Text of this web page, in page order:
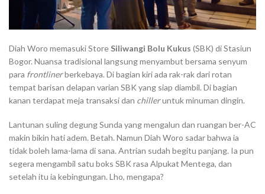
Diah Woro memasuki Store Siliwangi Bolu Kukus (SBK) di Stasiun
Bogor. Nuansa tradisional langsung menyambut bersama senyum
para frontlinerberkebaya. Di bagian kiri ada rak-rak dari rotan
tempat barisan delapan varian SBK yang siap diambil. Di bagian
kanan terdapat meja transaksi dan chilleruntuk minuman dingin.
Lantunan suling degung Sunda yang mengalun dan ruangan ber-AC
makin bikin hati adem. Betah. Namun Diah Woro sadar bahwa ia
tidak boleh lama-lama di sana. Antrian sudah begitu panjang. Ia pun
segera mengambil satu boks SBK rasa Alpukat Mentega, dan
setelah itu ia kebingungan. Lho, mengapa?